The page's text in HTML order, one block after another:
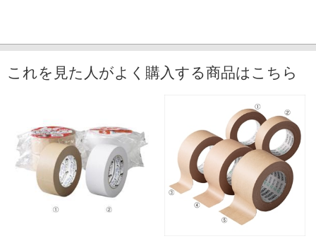
これを見た人がよく購入する商品はこちら